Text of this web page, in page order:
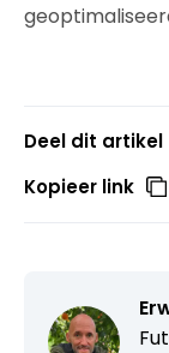
Deel dit artikel
Kopieer link